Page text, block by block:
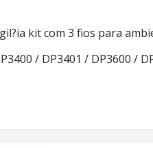
kit com 3 fios para
/ DP3401 / DP3600 /